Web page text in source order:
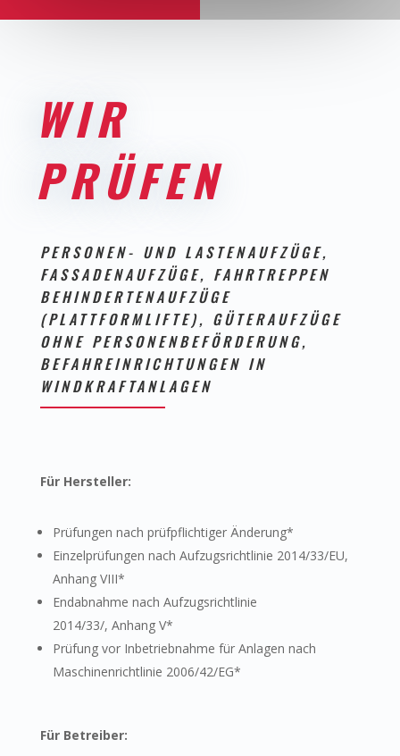
WIR
PRÜFEN
PERSONEN- UND LASTENAUFZÜGE,
FASSADENAUFZÜGE, FAHRTREPPEN
BEHINDERTENAUFZÜGE
(PLATTFORMLIFTE), GÜTERAUFZÜGE
OHNE PERSONENBEFÖRDERUNG,
BEFAHREINRICHTUNGEN IN
WINDKRAFTANLAGEN
Für Hersteller:
Prüfungen nach prüfpflichtiger Änderung*
Einzelprüfungen nach Aufzugsrichtlinie 2014/33/EU,
Anhang VIII*
Endabnahme nach Aufzugsrichtlinie
2014/33/, Anhang V*
Prüfung vor Inbetriebnahme für Anlagen nach
Maschinenrichtlinie 2006/42/EG*
Für Betreiber: